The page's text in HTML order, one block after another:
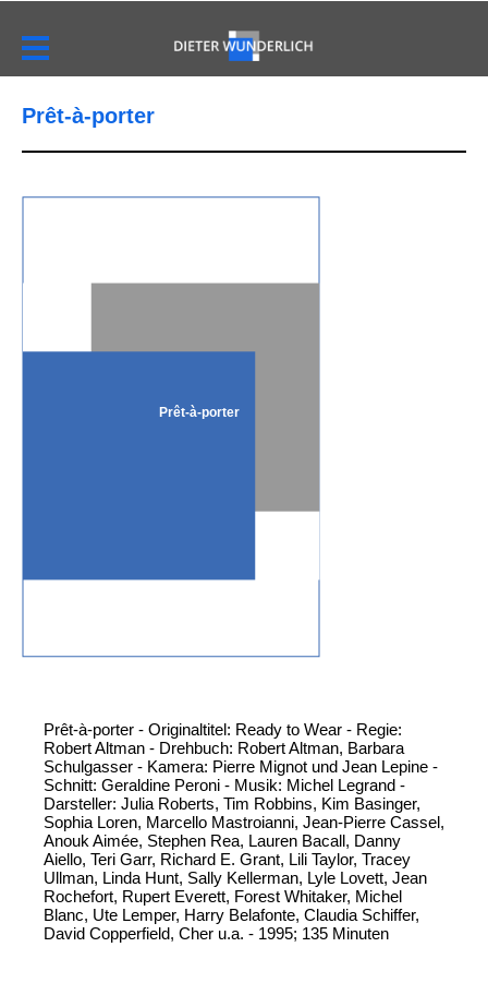
Prêt-à-porter
Prêt-à-porter
Prêt-à-porter - Originaltitel: Ready to Wear - Regie:
Robert Altman - Drehbuch: Robert Altman, Barbara
Schulgasser - Kamera: Pierre Mignot und Jean Lepine -
Schnitt: Geraldine Peroni - Musik: Michel Legrand -
Darsteller: Julia Roberts, Tim Robbins, Kim Basinger,
Sophia Loren, Marcello Mastroianni, Jean-Pierre Cassel,
Anouk Aimée, Stephen Rea, Lauren Bacall, Danny
Aiello, Teri Garr, Richard E. Grant, Lili Taylor, Tracey
Ullman, Linda Hunt, Sally Kellerman, Lyle Lovett, Jean
Rochefort, Rupert Everett, Forest Whitaker, Michel
Blanc, Ute Lemper, Harry Belafonte, Claudia Schiffer,
David Copperfield, Cher u.a. - 1995; 135 Minuten